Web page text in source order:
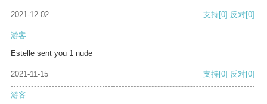
2021-12-02 支持[0] 反对[0]
游客
Estelle sent you 1 nude
2021-11-15 支持[0] 反对[0]
游客